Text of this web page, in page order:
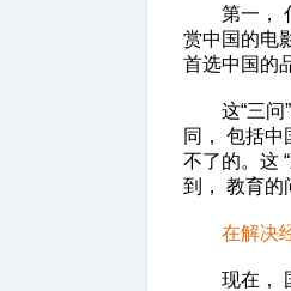
第一， 什
赏中国的电
首选中国的
这“三问”
同， 包括
不了的。这
到， 教育的
在解决
现在， 国